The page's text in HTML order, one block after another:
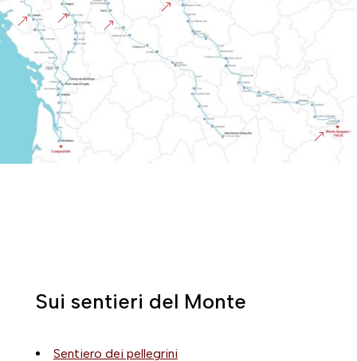
&
&
&
&
&
Sui sentieri del Monte
Sentiero dei pellegrini